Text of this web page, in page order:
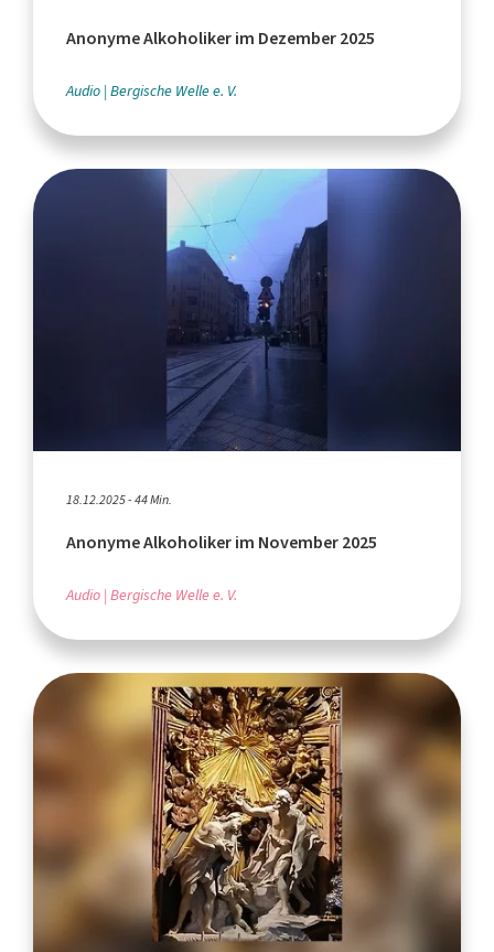
Anonyme Alkoholiker im Dezember 2025
Audio Bergische Welle e. V.
18.12.2025 - 44 Min.
Anonyme Alkoholiker im November 2025
Audio Bergische Welle e. V.